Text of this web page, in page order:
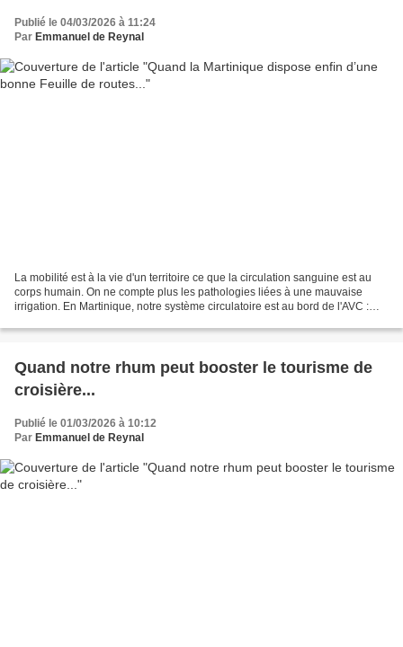
Publié le 04/03/2026 à 11:24
Par Emmanuel de Reynal
La mobilité est à la vie d'un territoire ce que la circulation sanguine est au
corps humain. On ne compte plus les pathologies liées à une mauvaise
irrigation. En Martinique, notre système circulatoire est au bord de l'AVC :
Quand notre rhum peut booster le tourisme de
croisière...
Publié le 01/03/2026 à 10:12
Par Emmanuel de Reynal